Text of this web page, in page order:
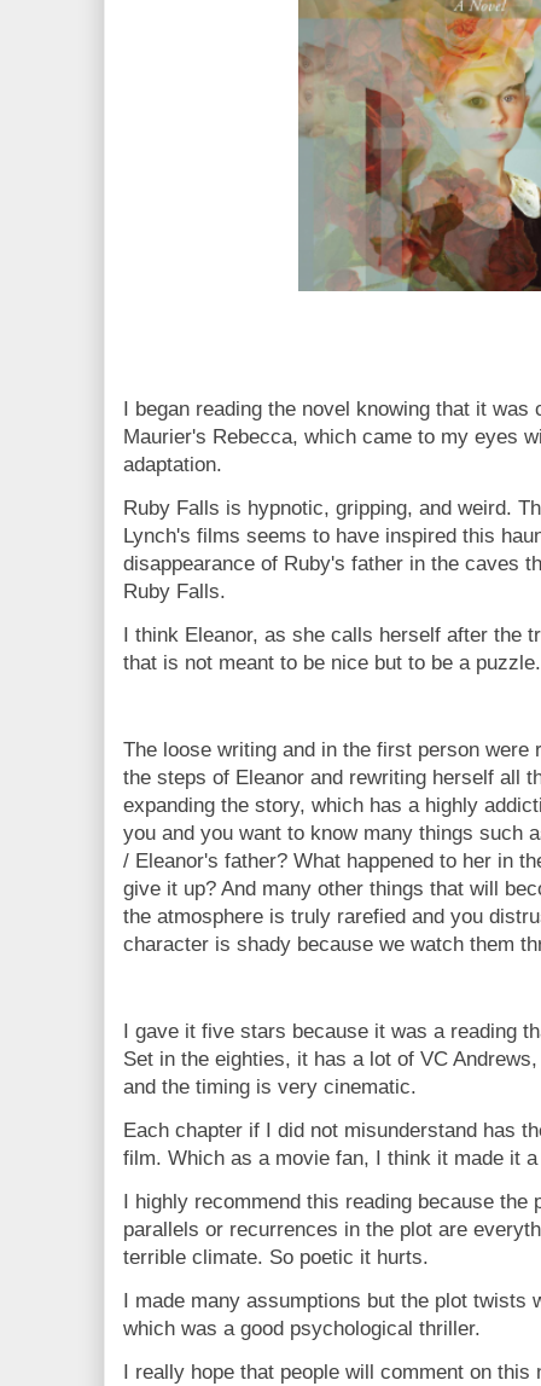
I began reading the novel knowing that it
Maurier's Rebecca, which came to my eyes
adaptation.
Ruby Falls is hypnotic, gripping, and weird.
Lynch's films seems to have inspired this
disappearance of Ruby's father in the caves
Ruby Falls.
I think Eleanor, as she calls herself after the
that is not meant to be nice but to be a puzzle.
The loose writing and in the first person were
the steps of Eleanor and rewriting herself all
expanding the story, which has a highly
you and you want to know many things such
/ Eleanor's father? What happened to her in
give it up? And many other things that will
the atmosphere is truly rarefied and you
character is shady because we watch them
I gave it five stars because it was a reading
Set in the eighties, it has a lot of VC
and the timing is very cinematic.
Each chapter if I did not misunderstand has
film. Which as a movie fan, I think it made it
I highly recommend this reading because
parallels or recurrences in the plot are
terrible climate. So poetic it hurts.
I made many assumptions but the plot twists
which was a good psychological thriller.
I really hope that people will comment on